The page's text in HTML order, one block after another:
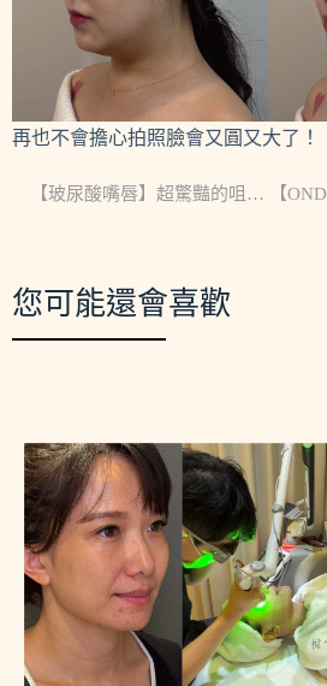
再也不會擔心拍照臉會又圓又大了！
【玻尿酸嘴唇】超驚豔的咀嚼肌改造計畫★KOL小采★
您可能還會喜歡